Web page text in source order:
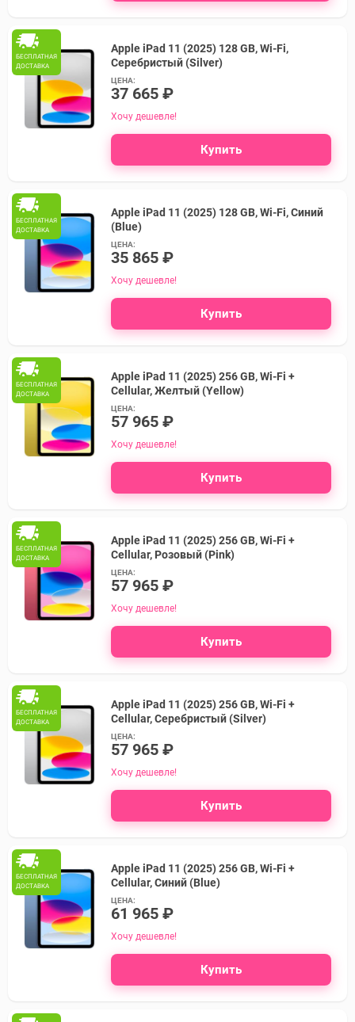
БЕСПЛАТНАЯ
ДОСТАВКА
Apple iPad 11 (2025) 128 GB, Wi-Fi,
Серебристый (Silver)
ЦЕНА:
37 665 ₽
Хочу дешевле!
Купить
БЕСПЛАТНАЯ
ДОСТАВКА
Apple iPad 11 (2025) 128 GB, Wi-Fi, Синий
(Blue)
ЦЕНА:
35 865 ₽
Хочу дешевле!
Купить
БЕСПЛАТНАЯ
ДОСТАВКА
Apple iPad 11 (2025) 256 GB, Wi-Fi +
Cellular, Желтый (Yellow)
ЦЕНА:
57 965 ₽
Хочу дешевле!
Купить
БЕСПЛАТНАЯ
ДОСТАВКА
Apple iPad 11 (2025) 256 GB, Wi-Fi +
Cellular, Розовый (Pink)
ЦЕНА:
57 965 ₽
Хочу дешевле!
Купить
БЕСПЛАТНАЯ
ДОСТАВКА
Apple iPad 11 (2025) 256 GB, Wi-Fi +
Cellular, Серебристый (Silver)
ЦЕНА:
57 965 ₽
Хочу дешевле!
Купить
БЕСПЛАТНАЯ
ДОСТАВКА
Apple iPad 11 (2025) 256 GB, Wi-Fi +
Cellular, Синий (Blue)
ЦЕНА:
61 965 ₽
Хочу дешевле!
Купить